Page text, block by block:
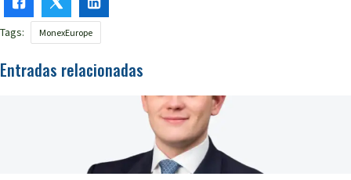
Tags: MonexEurope
Entradas relacionadas